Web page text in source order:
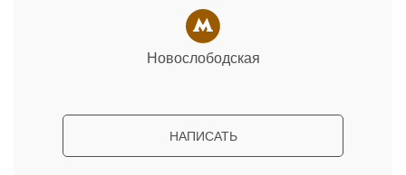
Новослободская
НАПИСАТЬ